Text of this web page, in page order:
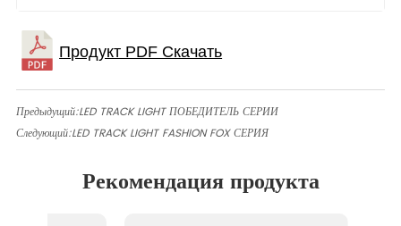
Предыдущий:LED TRACK LIGHT ПОБЕДИТЕЛЬ СЕРИИ
Следующий:LED TRACK LIGHT FASHION FOX СЕРИЯ
Рекомендация продукта